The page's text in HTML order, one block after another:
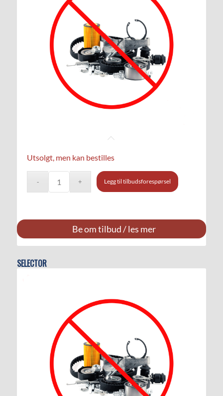
Utsolgt, men kan bestilles
Legg til tilbudsforespørsel
Be om tilbud / les mer
SELECTOR